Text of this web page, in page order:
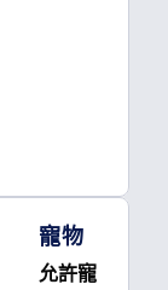
寵物
允許寵